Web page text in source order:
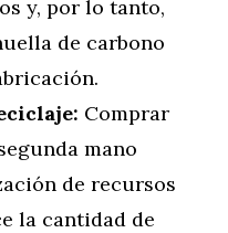
y, por lo tanto,
de carbono
Comprar
mano
de recursos
la cantidad de